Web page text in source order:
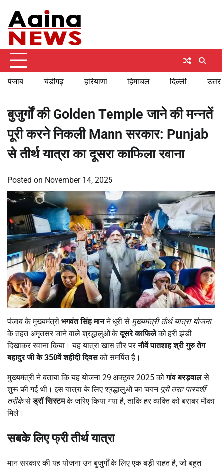
content
पंजाब चंडीगढ़ हरियाणा हिमाचल दिल्ली
बुजुर्गों की Golden Temple जाने की मन्नतें
पूरी करने निकली Mann सरकार: Punjab
से तीर्थ यात्रा का दूसरा काफिला रवाना
Posted on November 14, 2025
पंजाब के मुख्यमंत्री भगवंत सिंह मानने धूरी से मुख्यमंत्री तीर्थ यात्रा योजना
के तहत अमृतसर जाने वाले श्रद्धालुओं केदूसरे काफिलेको हरी झंडी
दिखाकर रवाना किया। यह यात्रा खास तौर परनौवें पातशाह श्री गुरु तेग
बहादुर जी के 350वें शहीदी दिवसको समर्पित है।
मुख्यमंत्री ने बताया कि यह योजना 29 अक्टूबर 2025 कोगांव बरड़वालसे
शुरू की गई थी। इस यात्रा के लिए श्रद्धालुओं का चयन पूरी तरह पारदर्शी
तरीकेसेड्रॉ सिस्टमके जरिए किया गया है, ताकि हर व्यक्ति को बराबर मौका
मिले।
सबके लिए फ्री तीर्थ यात्रा
मान सरकार की यह योजना उन बुजुर्गों के लिए एक बड़ी राहत है, जो बहुत